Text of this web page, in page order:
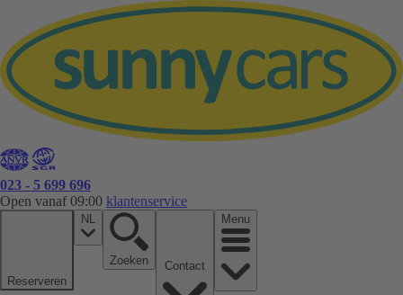
023 - 5 699 696
Open vanaf 09:00 klantenservice
Reserveren
NL
Zoeken
Menu